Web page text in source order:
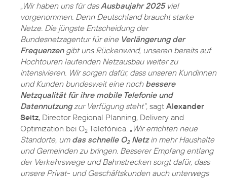
„Wir haben uns für dasAusbaujahr 2025viel
vorgenommen. Denn Deutschland braucht starke
Netze. Die jüngste Entscheidung der
Bundesnetzagentur für eine Verlängerung der
Frequenzengibt uns Rückenwind, unseren bereits auf
Hochtouren laufenden Netzausbau weiter zu
intensivieren. Wir sorgen dafür, dass unseren Kundinnen
und Kunden bundesweit eine noch bessere
Netzqualität für ihre mobile Telefonie und
Datennutzungzur Verfügung steht“, sagt Alexander
Seitz, Director Regional Planning, Delivery and
Optimization bei O2 Telefónica. „ Wir errichten neue
Standorte, um das schnelle O2Netzin mehr Haushalte
und Gemeinden zu bringen. Besserer Empfang entlang
der Verkehrswege und Bahnstrecken sorgt dafür, dass
unsere Privat- und Geschäftskunden auch unterwegs